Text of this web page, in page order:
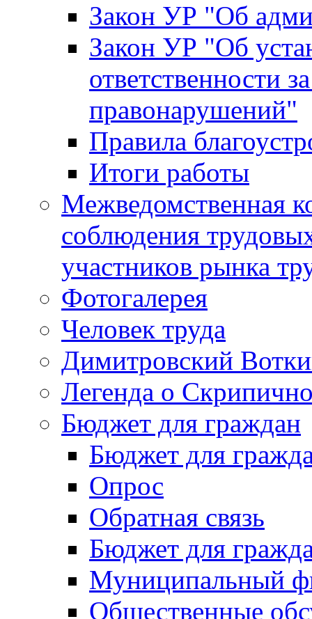
Закон УР "Об
Закон УР "Об
ответственности
правонарушений"
Правила
Итоги работы
Межведомственная
соблюдения
участников рынка
Фотогалерея
Человек труда
Димитровский
Легенда о
Бюджет для граждан
Бюджет для
Опрос
Обратная связь
Бюджет для
Муниципальный
Общественные